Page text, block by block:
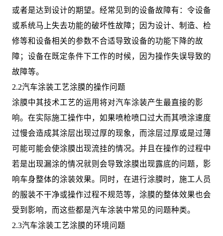
或者是达到设计的期望。经常见到的设备故障有：令设备
或系统马上失去功能的破坏性故障；因为设计、制造、检
修等和设备相关的参数不合适导致设备的功能下降的故
障；设备在既定条件下工作的时候，因为操作失误导致的
故障等。
2.2汽车涂装工艺涂膜的操作问题
涂膜中其技术工艺的运用将对汽车涂装产生最直接的影
响。在实际施工操作中，如果喷枪喷口过大而其喷涂速度
过慢会造成其涂层出现过厚的现象，而涂层过厚或是过薄
可能可能会使涂膜出现流挂的情况。并且在操作的过程中
若是出现漏涂的情况就则会导致涂膜出现露底的问题，影
响车身整体的涂装效果。同时，在进行涂膜时，施工人员
的服装不干净或操作过程不规范等，涂膜的整体效果也会
受到影响，而这些都是汽车涂装中常见的问题种类。
2.3汽车涂装工艺涂膜的环境问题